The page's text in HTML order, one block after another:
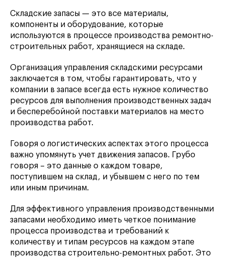
Складские запасы — это все материалы,
компоненты и оборудование, которые
используются в процессе производства ремонтно-
строительных работ, хранящиеся на складе.
Организация управления складскими ресурсами
заключается в том, чтобы гарантировать, что у
компании в запасе всегда есть нужное количество
ресурсов для выполнения производственных задач
и бесперебойной поставки материалов на место
производства работ.
Говоря о логистических аспектах этого процесса
важно упомянуть учет движения запасов. Грубо
говоря – это данные о каждом товаре,
поступившем на склад, и убывшем с него по тем
или иным причинам.
Для эффективного управления производственными
запасами необходимо иметь четкое понимание
процесса производства и требований к
количеству и типам ресурсов на каждом этапе
производства строительно-ремонтных работ. Это